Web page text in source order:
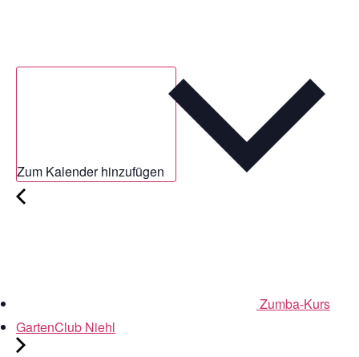
Zum Kalender hinzufügen
Zumba-Kurs
GartenClub Niehl